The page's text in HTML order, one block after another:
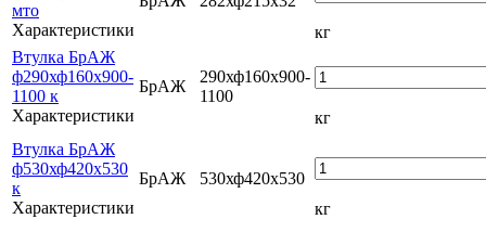
мто
Характеристики
кг
Втулка БрАЖ
ф290хф160х900-
1100 к
Характеристики
БрАЖ
290хф160х900-
1100
кг
Втулка БрАЖ
ф530хф420х530
к
Характеристики
БрАЖ
530хф420х530
кг